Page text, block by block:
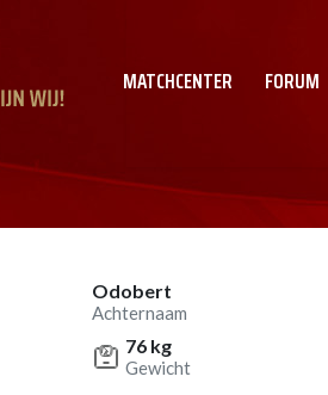
MATCHCENTER FORUM
Odobert
Achternaam
76 kg
Gewicht